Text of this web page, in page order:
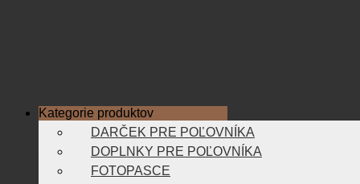
Kategorie produktov
DARČEK PRE POĽOVNÍKA
DOPLNKY PRE POĽOVNÍKA
FOTOPASCE